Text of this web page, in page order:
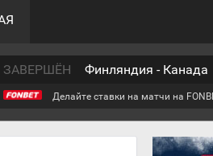
ЗАВЕРШЁН Финляндия - Канада
Делайте ставки на матчи на